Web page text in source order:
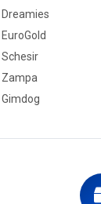
Dreamies
EuroGold
Schesir
Zampa
Gimdog